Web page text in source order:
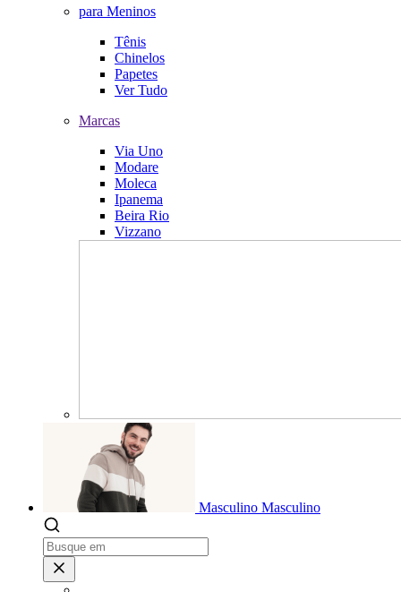
para Meninos
Tênis
Chinelos
Papetes
Ver Tudo
Marcas
Via Uno
Modare
Moleca
Ipanema
Beira Rio
Vizzano
Masculino Masculino